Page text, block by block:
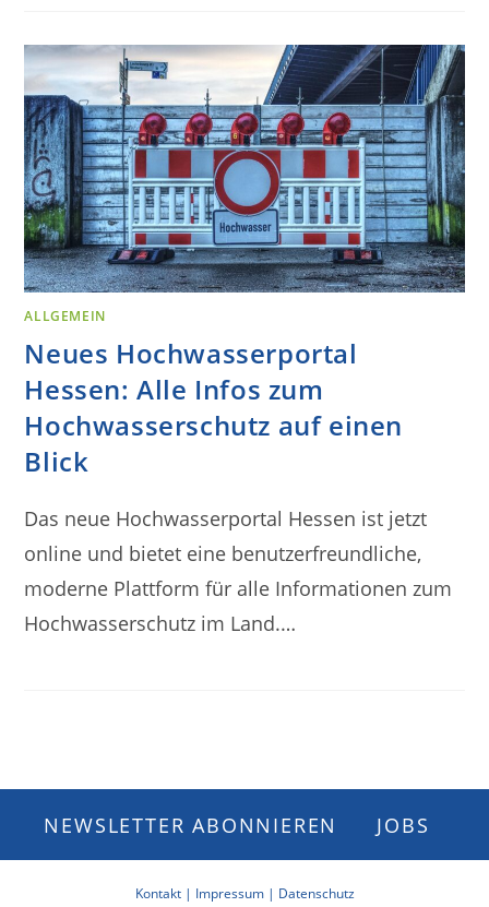
ALLGEMEIN
Neues Hochwasserportal
Hessen: Alle Infos zum
Hochwasserschutz auf einen
Blick
Das neue Hochwasserportal Hessen ist jetzt
online und bietet eine benutzerfreundliche,
moderne Plattform für alle Informationen zum
Hochwasserschutz im Land.…
NEWSLETTER ABONNIEREN JOBS
Kontakt | Impressum | Datenschutz